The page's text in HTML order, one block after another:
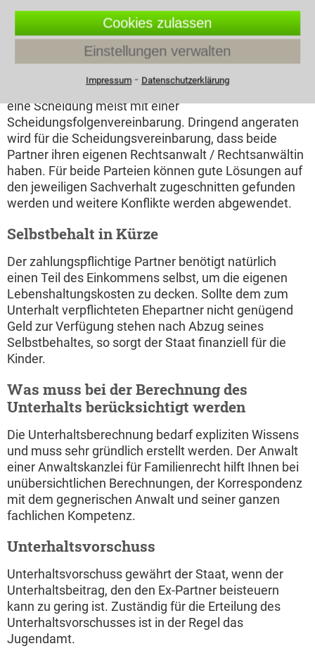
Nachteil erweisen kann. Eine Kanzlei für
Familienrecht ist versiert mit allen möglichen
Schwierigkeiten und Auseinandersetzungen das
Familienrecht betreffend und berät ihre Mandanten
u.a. auch bei Fragen zum Zugewinnausgleich
Unterhaltsanspruch. Schneller und einfacher wird
eine Scheidung meist mit einer
Scheidungsfolgenvereinbarung. Dringend angeraten
wird für die Scheidungsvereinbarung, dass beide
Partner ihren eigenen Rechtsanwalt / Rechtsanwältin
haben. Für beide Parteien können gute Lösungen auf
den jeweiligen Sachverhalt zugeschnitten gefunden
werden und weitere Konflikte werden abgewendet.
Selbstbehalt in Kürze
Der zahlungspflichtige Partner benötigt natürlich
einen Teil des Einkommens selbst, um die eigenen
Lebenshaltungskosten zu decken. Sollte dem zum
Unterhalt verpflichteten Ehepartner nicht genügend
Geld zur Verfügung stehen nach Abzug seines
Selbstbehaltes, so sorgt der Staat finanziell für die
Kinder.
Was muss bei der Berechnung des
Unterhalts berücksichtigt werden
Die Unterhaltsberechnung bedarf expliziten Wissens
und muss sehr gründlich erstellt werden. Der Anwalt
einer Anwaltskanzlei für Familienrecht hilft Ihnen bei
unübersichtlichen Berechnungen, der Korrespondenz
mit dem gegnerischen Anwalt und seiner ganzen
fachlichen Kompetenz.
Unterhaltsvorschuss
Unterhaltsvorschuss gewährt der Staat, wenn der
Unterhaltsbeitrag, den den Ex-Partner beisteuern
kann zu gering ist. Zuständig für die Erteilung des
Unterhaltsvorschusses ist in der Regel das
Jugendamt.
Cookies zulassen
Einstellungen verwalten
Impressum⁃ Datenschutzerklärung